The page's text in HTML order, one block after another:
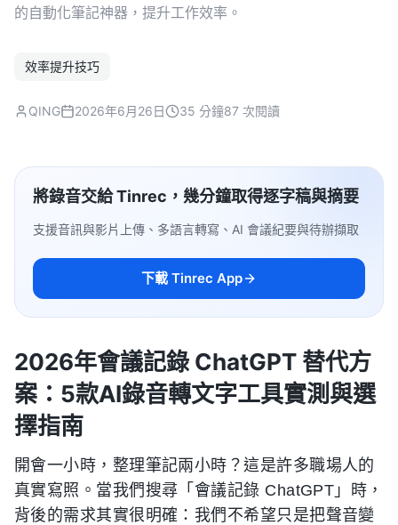
的自動化筆記神器，提升工作效率。
效率提升技巧
QING 2026年6月26日 35 分鐘87 次閱讀
將錄音交給 Tinrec，幾分鐘取得逐字稿與摘要
支援音訊與影片上傳、多語言轉寫、AI 會議紀要與待辦擷取
下載 Tinrec App
2026年會議記錄 ChatGPT 替代方
案：5款AI錄音轉文字工具實測與選
擇指南
開會一小時，整理筆記兩小時？這是許多職場人的
真實寫照。當我們搜尋「會議記錄 ChatGPT」時，
背後的需求其實很明確：我們不希望只是把聲音變